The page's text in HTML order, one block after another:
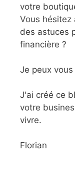
votre
Vous hésitez
des astuces
financière ?
Je peux vous
J'ai créé ce
votre
vivre.
Florian